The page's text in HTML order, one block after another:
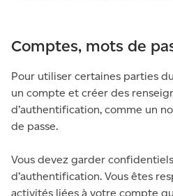
Comptes, mots de
Pour utiliser certaines parties
un compte et créer des
d’authentification, comme un
de passe.
Vous devez garder
d’authentification. Vous êtes
activités liées à votre compte